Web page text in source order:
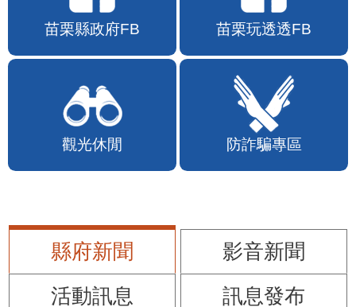
苗栗縣政府FB 苗栗玩透透FB
觀光休閒 防詐騙專區
縣府新聞
影音新聞
活動訊息
訊息發布